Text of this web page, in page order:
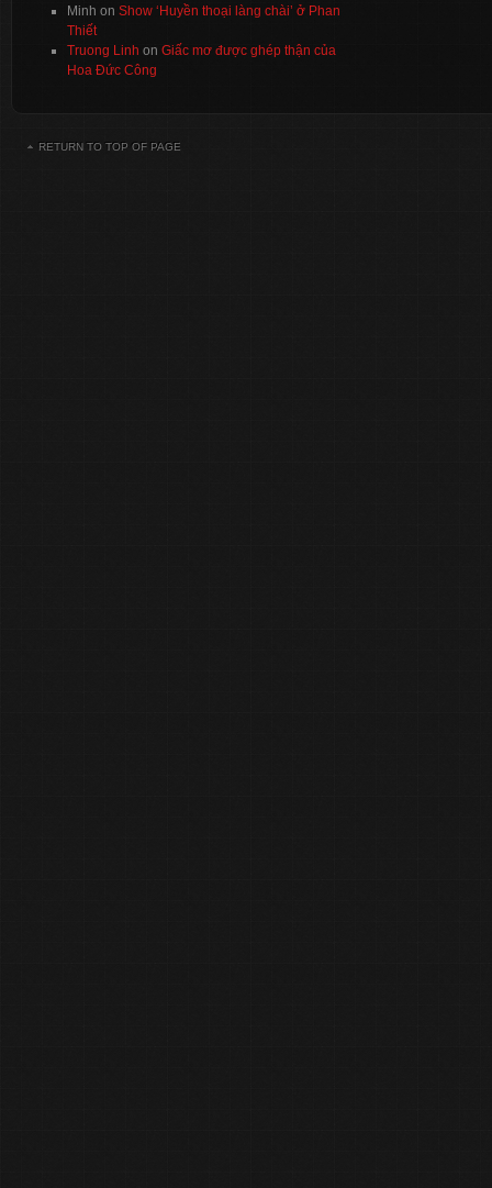
Minh on Show ‘Huyền thoại làng chài’ ở Phan
Thiết
Truong Linh on Giấc mơ được ghép thận của
Hoa Đức Công
RETURN TO TOP OF PAGE